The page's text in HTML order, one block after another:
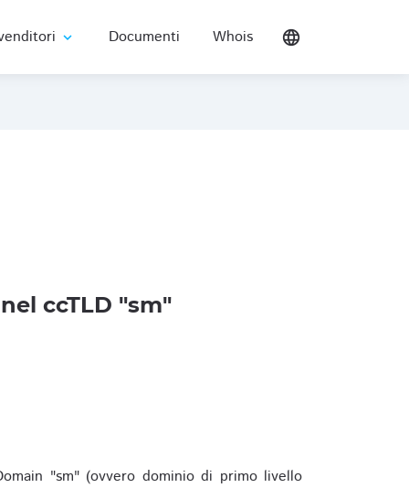
expand_more Documenti Whois language
ccTLD "sm"
"sm" (ovvero dominio di primo livello